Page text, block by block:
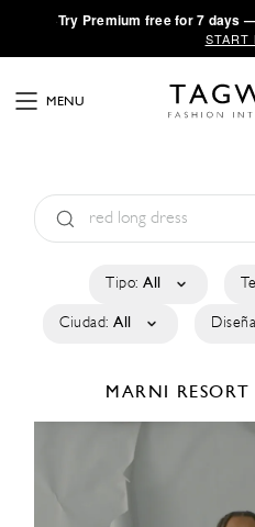
·Try Premium free for 7 days
START
MENU
Tipo: All
Ciudad: All
MARNI